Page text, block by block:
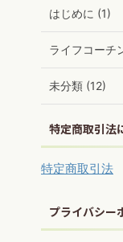
はじめに (1)
ライフコーチ
未分類 (12)
特定商取引法
特定商取引法
プライバシー